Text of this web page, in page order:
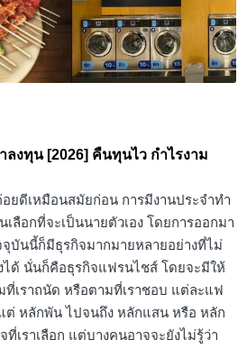
งทุน [2026] คืนทุนไว กำไรงาม
ยดีเหมือนสมัยก่อน การมีงานประจำทำ
ลือกที่จะเป็นนายตัวเอง โดยการออกมา
บันนี้ก็มีธุรกิจมากมายหลายอย่างที่ไม่
ได้ นั่นก็คือธุรกิจแฟรนไชส์ โดยจะมีให้
ที่เราถนัด หรือตามที่เราชอบ แต่ละแฟ
ต่ หลักพัน ไปจนถึง หลักแสน หรือ หลัก
เราเลือก แต่บางคนอาจจะยังไม่รู้ว่า